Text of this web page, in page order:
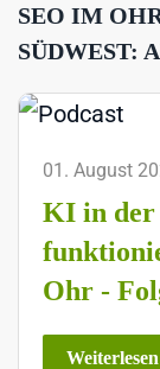
SEO IM
SÜDWEST:
01. August
KI in der
Ohr -
Weiterlesen